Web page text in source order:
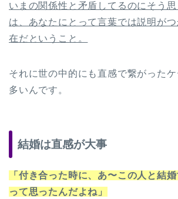
いまの関係性と矛盾してるのにそう
は、あなたにとって言葉では説明が
在だということ。
それに世の中的にも直感で繋がったケ
多いんです。
結婚は直感が大事
「付き合った時に、あ〜この人と結
って思ったんだよね」